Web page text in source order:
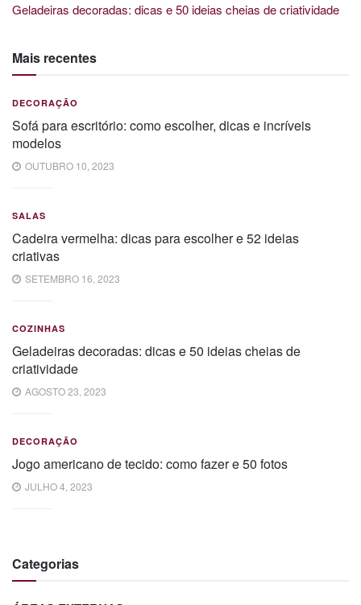
Geladeiras decoradas: dicas e 50 ideias cheias de criatividade
Mais recentes
DECORAÇÃO
Sofá para escritório: como escolher, dicas e incríveis
modelos
OUTUBRO 10, 2023
SALAS
Cadeira vermelha: dicas para escolher e 52 ideias
criativas
SETEMBRO 16, 2023
COZINHAS
Geladeiras decoradas: dicas e 50 ideias cheias de
criatividade
AGOSTO 23, 2023
DECORAÇÃO
Jogo americano de tecido: como fazer e 50 fotos
JULHO 4, 2023
Categorias